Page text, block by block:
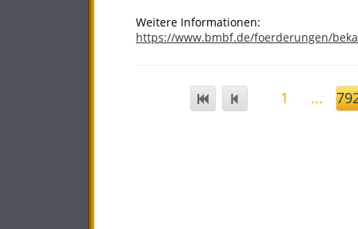
Weitere Informationen:
https://www.bmbf.de/foerderungen/
1 ...